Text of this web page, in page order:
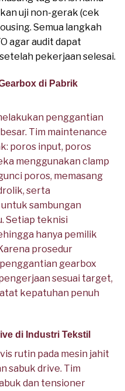
uji non-gerak (cek
Semua langkah
agar audit dapat
pekerjaan selesai.
di Pabrik
penggantian
Tim maintenance
poros input, poros
menggunakan clamp
poros, memasang
serta
sambungan
Setiap teknisi
hanya pemilik
prosedur
gearbox
sesuai target,
kepatuhan penuh
di Industri Tekstil
rutin pada mesin jahit
sabuk drive. Tim
dan tensioner